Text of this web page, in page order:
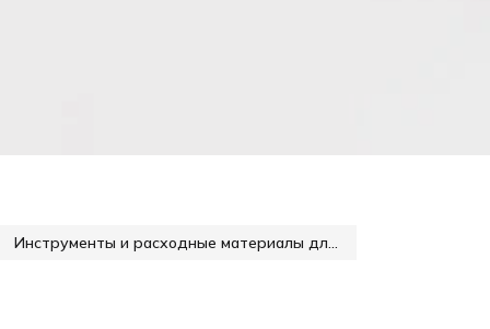
Инструменты и расходные материалы для маникюра